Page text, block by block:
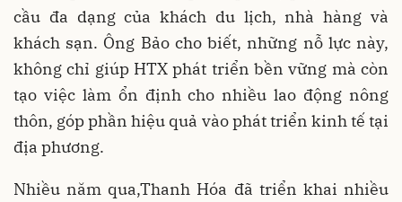
cầu đa dạng của khách du lịch, nhà hàng và
khách sạn. Ông Bảo cho biết, những nỗ lực này,
không chỉ giúp HTX phát triển bền vững mà còn
tạo việc làm ổn định cho nhiều lao động nông
thôn, góp phần hiệu quả vào phát triển kinh tế tại
địa phương.
Nhiều năm qua,Thanh Hóa đã triển khai nhiều